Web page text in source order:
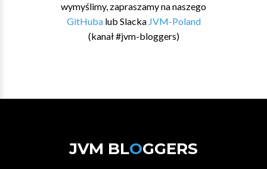
wymyślimy, zapraszamy na naszego
GitHubalub Slacka JVM-Poland
(kanał #jvm-bloggers)
JVM BLOGGERS